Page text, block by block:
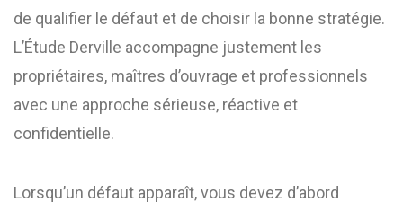
de qualifier le défaut et de choisir la bonne stratégie.
L’Étude Derville accompagne justement les
propriétaires, maîtres d’ouvrage et professionnels
avec une approche sérieuse, réactive et
confidentielle.
Lorsqu’un défaut apparaît, vous devez d’abord